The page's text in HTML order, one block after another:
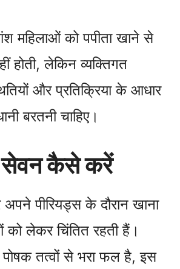
महिलाओं को पपीता खाने से
होती, लेकिन व्यक्तिगत
और प्रतिक्रिया के आधार
बरतनी चाहिए।
सेवन कैसे करें
पीरियड्स के दौरान खाना
लेकर चिंतित रहती हैं।
पोषक तत्वों से भरा फल है, इस